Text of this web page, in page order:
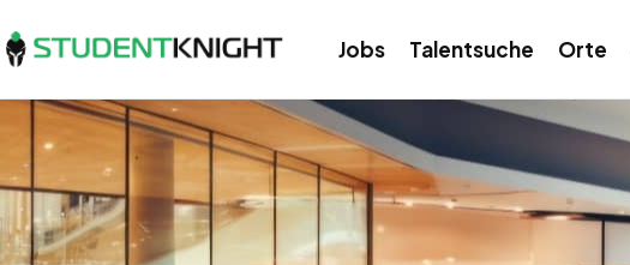
Jobs Talentsuche Orte